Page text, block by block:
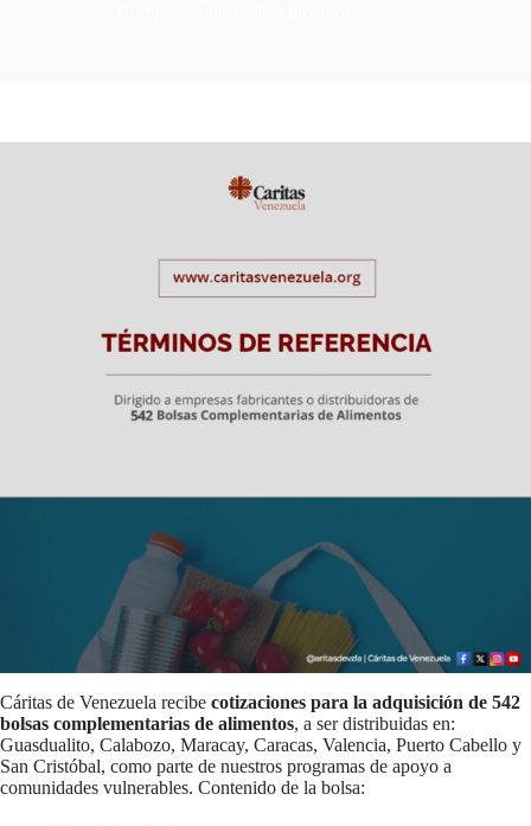
Cáritas de Venezuela recibe cotizaciones para la adquisición de 542
bolsas complementarias de alimentos, a ser distribuidas en:
Guasdualito, Calabozo, Maracay, Caracas, Valencia, Puerto Cabello y
San Cristóbal, como parte de nuestros programas de apoyo a
comunidades vulnerables. Contenido de la bolsa: